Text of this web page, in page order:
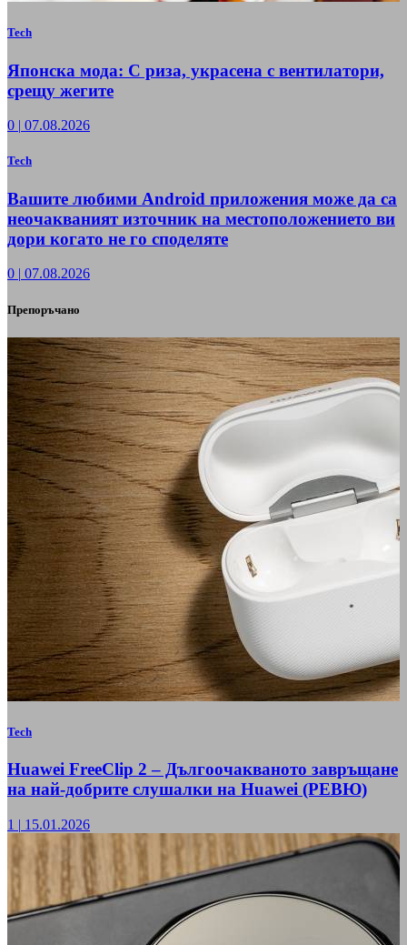
Tech
Японска мода: С риза, украсена с вентилатори,
срещу жегите
0 | 07.08.2026
Tech
Вашите любими Android приложения може да са
неочакваният източник на местоположението ви
дори когато не го споделяте
0 | 07.08.2026
Препоръчано
Tech
Huawei FreeClip 2 – Дългоочакваното завръщане
на най-добрите слушалки на Huawei (РЕВЮ)
1 | 15.01.2026